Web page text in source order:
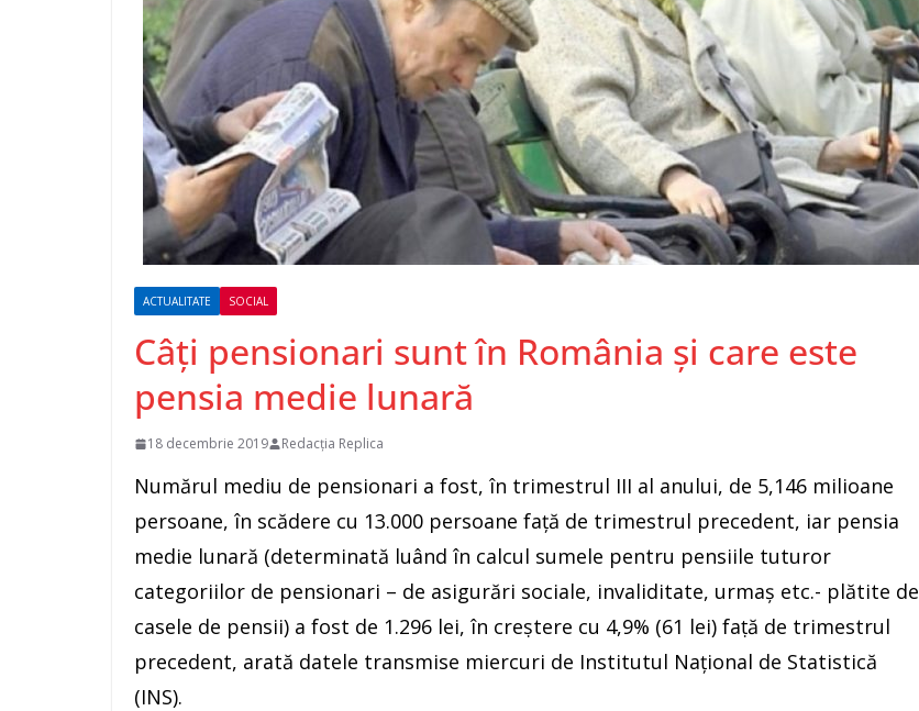
ACTUALITATE SOCIAL
Câți pensionari sunt în România și care este
pensia medie lunară
18 decembrie 2019 Redacția Replica
Numărul mediu de pensionari a fost, în trimestrul III al anului, de 5,146 milioane
persoane, în scădere cu 13.000 persoane faţă de trimestrul precedent, iar pensia
medie lunară (determinată luând în calcul sumele pentru pensiile tuturor
categoriilor de pensionari – de asigurări sociale, invaliditate, urmaş etc.- plătite de
casele de pensii) a fost de 1.296 lei, în creṣtere cu 4,9% (61 lei) faṭă de trimestrul
precedent, arată datele transmise miercuri de Institutul Naţional de Statistică
(INS).